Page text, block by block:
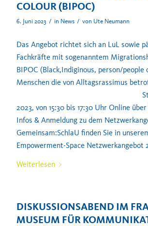
COLOUR (BIPOC)
6. Juni 2023 / in News / von Ute Neumann
Das Angebot richtet sich an LuL sowie
Fachkräfte mit sogenanntem
BIPOC (Black,Indiginous, person/people
Menschen die von Alltagsrassimus
Start:
2023, von 15:30 bis 17:30 Uhr Online
Infos & Anmeldung zu dem
Gemeinsam:SchlaU finden Sie in
Empowerment-Space Netzwerkangebot
Weiterlesen
DISKUSSIONSABEND IM
MUSEUM FÜR